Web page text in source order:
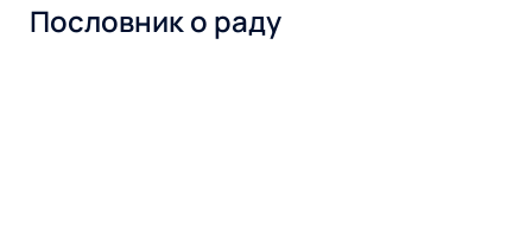
Пословник о раду